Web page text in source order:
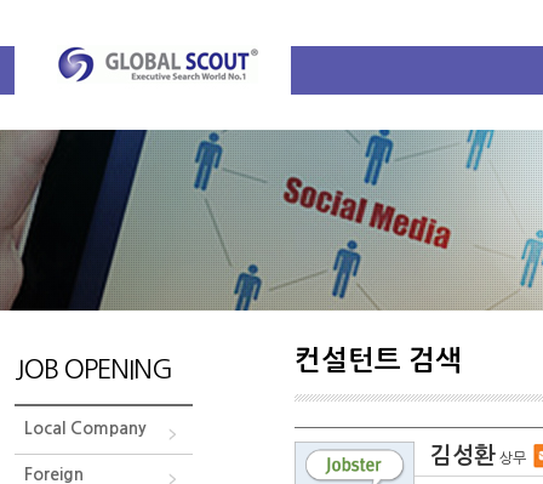
JOB OPENING
Local Company
Foreign
컨설턴트 검색
김성환 상무